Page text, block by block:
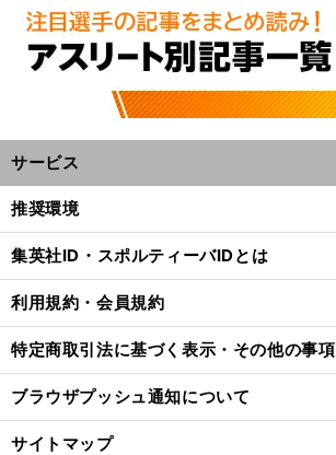
サービス
推奨環境
集英社ID・スポルティーバIDとは
利用規約・会員規約
特定商取引法に基づく表示・その他の事項
ブラウザプッシュ通知について
サイトマップ